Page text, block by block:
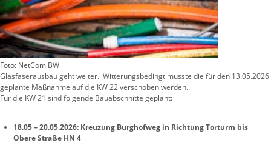
Foto: NetCom BW
Glasfaserausbau geht weiter. Witterungsbedingt musste die für den 13.05.2026
geplante Maßnahme auf die KW 22 verschoben werden.
Für die KW 21 sind folgende Bauabschnitte geplant:
18.05 – 20.05.2026: Kreuzung Burghofweg in Richtung Torturm bis
Obere Straße HN 4